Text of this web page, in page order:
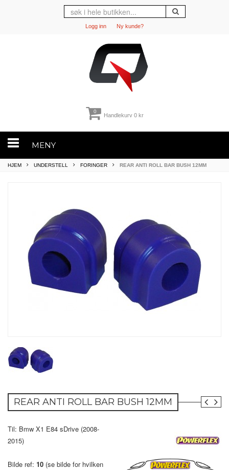
Logg inn Ny kunde?
0
Handlekurv 0 kr
MENY
HJEM UNDERSTELL FORINGER REAR ANTI ROLL BAR BUSH 12MM
REAR ANTI ROLL BAR BUSH 12MM
Til: Bmw X1 E84 sDrive (2008-
2015)
Bilde ref: 10 (se bilde for hvilken